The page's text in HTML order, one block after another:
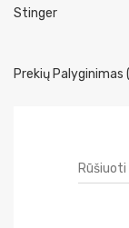
Stinger
Prekių Palyginimas
Rūšiuoti